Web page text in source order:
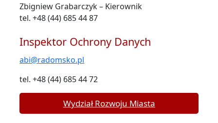
Zbigniew Grabarczyk – Kierownik
tel. +48 (44) 685 44 87
Inspektor Ochrony Danych
abi@radomsko.pl
tel. +48 (44) 685 44 72
Wydział Rozwoju Miasta